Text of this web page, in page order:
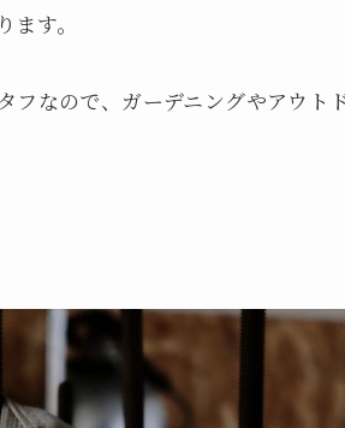
す。
なので、ガーデニングやアウト